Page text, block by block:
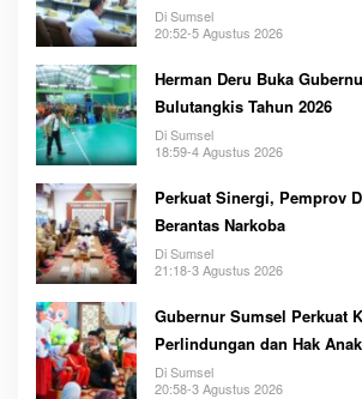
Di Sumsel
20:52-5 Agustus 2026
Herman Deru Buka
Bulutangkis Tahun 2026
Di Sumsel
18:59-4 Agustus 2026
Perkuat Sinergi, Pemprov
Berantas Narkoba
Di Sumsel
21:18-3 Agustus 2026
Gubernur Sumsel Perkuat
Perlindungan dan Hak Anak
Di Sumsel
20:58-3 Agustus 2026